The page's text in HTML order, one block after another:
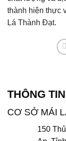
thành hiện thực
Lá Thành Đạt.
THÔNG
CƠ SỞ MÁI
150